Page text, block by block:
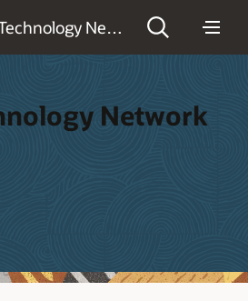
Network Japan Blog
Network